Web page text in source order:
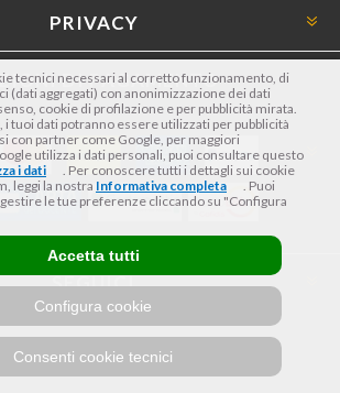
PRIVACY
DI PAGAMENTO
SEGUICI
tecnici necessari al corretto funzionamento, di
(dati aggregati) con anonimizzazione dei dati
cookie di profilazione e per pubblicità mirata.
tuoi dati potranno essere utilizzati per pubblicità
con partner come Google, per maggiori
utilizza i dati personali, puoi consultare questo
i dati
. Per conoscere tutti i dettagli sui cookie
leggi la nostra Informativa completa
. Puoi
le tue preferenze cliccando su "Configura
Consenti cookie tecnici
Configura cookie
Accetta tutti